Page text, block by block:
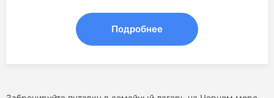
Подробнее